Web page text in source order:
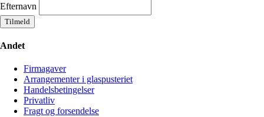
Efternavn
Andet
Firmagaver
Arrangementer i glaspusteriet
Handelsbetingelser
Privatliv
Fragt og forsendelse